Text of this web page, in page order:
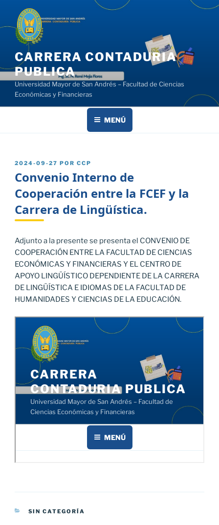
contenido
CARRERA CONTADURIA
PUBLICA
Universidad Mayor de San Andrés – Facultad de Ciencias
Económicas y Financieras
MENÚ
PUBLICADO
2024-09-27 POR CCP
Convenio Interno de
Cooperación entre la FCEF y la
Carrera de Lingüística.
Adjunto a la presente se presenta el CONVENIO DE
COOPERACIÓN ENTRE LA FACULTAD DE CIENCIAS
ECONÓMICAS Y FINANCIERAS Y EL CENTRO DE
APOYO LINGÜÍSTICO DEPENDIENTE DE LA CARRERA
DE LINGÜÍSTICA E IDIOMAS DE LA FACULTAD DE
HUMANIDADES Y CIENCIAS DE LA EDUCACIÓN.
CATEGORÍAS
SIN CATEGORÍA